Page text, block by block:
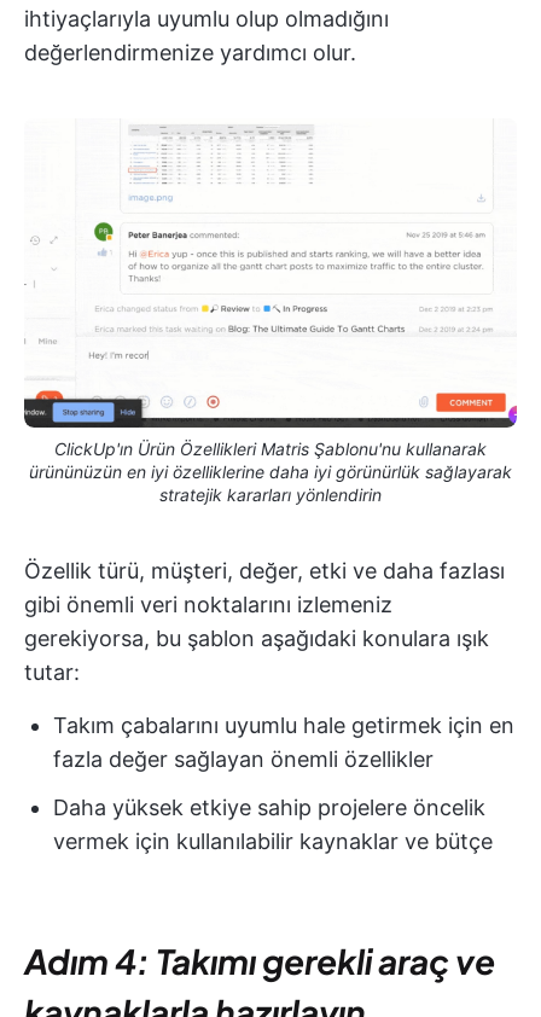
ihtiyaçlarıyla uyumlu olup olmadığını
değerlendirmenize yardımcı olur.
ClickUp'ın Ürün Özellikleri Matris Şablonu'nu kullanarak
ürününüzün en iyi özelliklerine daha iyi görünürlük sağlayarak
stratejik kararları yönlendirin
Özellik türü, müşteri, değer, etki ve daha fazlası
gibi önemli veri noktalarını izlemeniz
gerekiyorsa, bu şablon aşağıdaki konulara ışık
tutar:
Takım çabalarını uyumlu hale getirmek için en
fazla değer sağlayan önemli özellikler
Daha yüksek etkiye sahip projelere öncelik
vermek için kullanılabilir kaynaklar ve bütçe
Adım 4: Takımı gerekli araç ve